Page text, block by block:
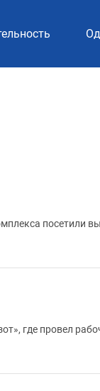
посетили
где провел